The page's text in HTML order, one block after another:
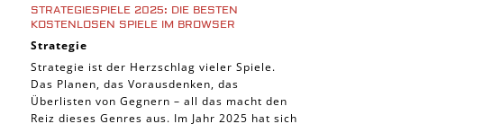
STRATEGIESPIELE 2025: DIE BESTEN
KOSTENLOSEN SPIELE IM BROWSER
Strategie
Strategie ist der Herzschlag vieler Spiele.
Das Planen, das Vorausdenken, das
Überlisten von Gegnern – all das macht den
Reiz dieses Genres aus. Im Jahr 2025 hat sich